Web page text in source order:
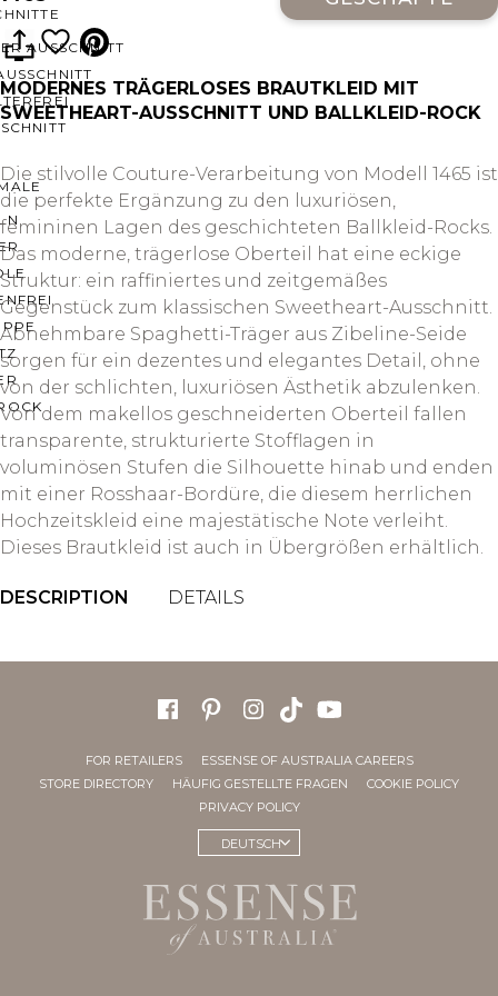
AUSSCHNITT
MODERNES TRÄGERLOSES BRAUTKLEID MIT
SWEETHEART-AUSSCHNITT UND BALLKLEID-ROCK
Die stilvolle Couture-Verarbeitung von Modell 1465 ist
die perfekte Ergänzung zu den luxuriösen,
femininen Lagen des geschichteten Ballkleid-Rocks.
Das moderne, trägerlose Oberteil hat eine eckige
Struktur: ein raffiniertes und zeitgemäßes
Gegenstück zum klassischen Sweetheart-Ausschnitt.
Abnehmbare Spaghetti-Träger aus Zibeline-Seide
sorgen für ein dezentes und elegantes Detail, ohne
von der schlichten, luxuriösen Ästhetik abzulenken.
Von dem makellos geschneiderten Oberteil fallen
transparente, strukturierte Stofflagen in
voluminösen Stufen die Silhouette hinab und enden
mit einer Rosshaar-Bordüre, die diesem herrlichen
Hochzeitskleid eine majestätische Note verleiht.
Dieses Brautkleid ist auch in Übergrößen erhältlich.
DESCRIPTION DETAILS
FOR RETAILERS
ESSENSE OF AUSTRALIA CAREERS
STORE DIRECTORY
HÄUFIG GESTELLTE FRAGEN
COOKIE POLICY
PRIVACY POLICY
DEUTSCH